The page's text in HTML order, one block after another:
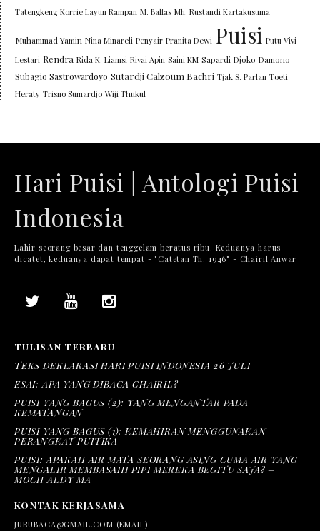
Tatengkeng Korrie Layun Rampan M. Balfas Mh. Rustandi Kartakusuma
Muhammad Yamin Nina Minareli Penyair Pranita Dewi Puisi Putu Vivi
Lestari Rendra Rida K. Liamsi Rivai Apin Saini KM Sapardi Djoko Damono
Subagio Sastrowardoyo Sutardji Calzoum Bachri Tjak S. Parlan Toeti
Heraty Trisno Sumardjo Wiji Thukul
Hari Puisi | Antologi Puisi
Indonesia
Lahir seorang besar dan tenggelam beratus ribu. Keduanya harus
dicatet, keduanya dapat tempat - "Catetan Th. 1946" - Chairil Anwar
TULISAN TERBARU
TEKS DEKLARASI HARI PUISI INDONESIA 26 JULI
ESAI: APA YANG DIBACA CHAIRIL?
PUISI YANG BAGUS (2): YANG MENGANTAR PADA
KEMATANGAN
PUISI YANG BAGUS (1): KEMAHIRAN MENGGUNAKAN
PERANGKAT PUITIKA
PUISI: APAKAH AIR MATA SEORANG ASING CUMA AIR YANG
MENGALIR MEMBASAHI PIPI MEREKA BEGITU SAJA? –
MOCH ALDY MA
KONTAK KERJASAMA
JURUBACA@GMAIL.COM (EMAIL)